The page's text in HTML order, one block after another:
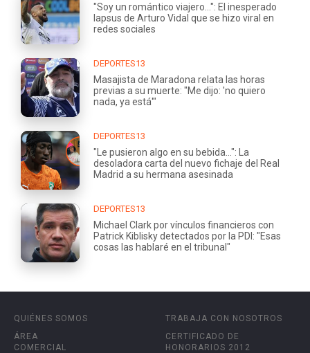
"Soy un romántico viajero...": El inesperado
lapsus de Arturo Vidal que se hizo viral en
redes sociales
DEPORTES13
Masajista de Maradona relata las horas
previas a su muerte: "Me dijo: 'no quiero
nada, ya está'"
DEPORTES13
"Le pusieron algo en su bebida...": La
desoladora carta del nuevo fichaje del Real
Madrid a su hermana asesinada
DEPORTES13
Michael Clark por vínculos financieros con
Patrick Kiblisky detectados por la PDI: "Esas
cosas las hablaré en el tribunal"
QUIÉNES SOMOS
ÁREA
COMERCIAL
TRABAJA CON NOSOTROS
CERTIFICADO DE
HONORARIOS 2012